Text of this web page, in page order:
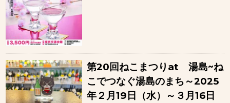
第20回ねこまつりat 湯島~ね
こでつなぐ湯島のまち～2025
年２月19日（水）～３月16日